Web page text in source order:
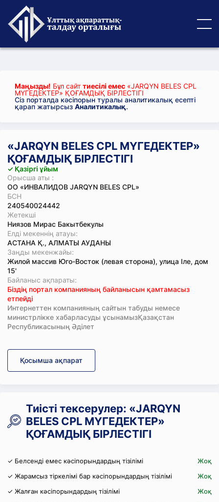
Маңызды! Бұл сайт тиесілі емес «JARQYN BELES CPL
МҮГЕДЕКТЕР» ҚОҒАМДЫҚ БІРЛЕСТІГІ
Сіз порталда кәсіпорын туралы аналитикалық есепті
қарап жатырсыз Аналитикалық.
«JARQYN BELES CPL МҮГЕДЕКТЕР»
ҚОҒАМДЫҚ БІРЛЕСТІГІ
✓ Қазіргі ұйым
Орысша аты :
ОО «ИНВАЛИДОВ JARQYN BELES CPL»
БСН
240540024442
Жетекші
Ниязов Мирас Бакытбекулы
Елді мекеннің атауы:
АСТАНА Қ., АЛМАТЫ АУДАНЫ
Заңды мекенжайы:
Жилой массив Юго-Восток (левая сторона), улица Іле, дом
15'
Байланыс ақпараты:
Біздің портал компанияның байланысын қамтамасыз
етпейді
Интернеттен компанияның сайтын табуды немесе
министрлікке хабарласуды ұсынамызҚазақстан
Республикасының Әділет
Қосымша ақпарат
Тиісті тексерулер: «JARQYN
BELES CPL МҮГЕДЕКТЕР»
ҚОҒАМДЫҚ БІРЛЕСТІГІ
✓ Белсенді емес кәсіпорындардың тізілімі
Жоқ
✓ Жарамсыз тіркелімі бар кәсіпорындардың тізілімі
Жоқ
✓ Жалған кәсіпорындардың тізілімі
Жоқ